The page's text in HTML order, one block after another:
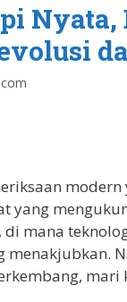
yang
di mana
menakjubkan.